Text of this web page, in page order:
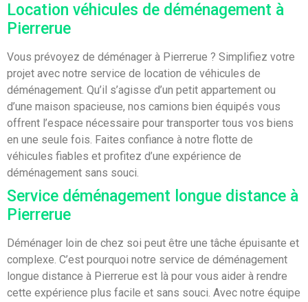
Location véhicules de déménagement à
Pierrerue
Vous prévoyez de déménager à Pierrerue ? Simplifiez votre
projet avec notre service de location de véhicules de
déménagement. Qu’il s’agisse d’un petit appartement ou
d’une maison spacieuse, nos camions bien équipés vous
offrent l’espace nécessaire pour transporter tous vos biens
en une seule fois. Faites confiance à notre flotte de
véhicules fiables et profitez d’une expérience de
déménagement sans souci.
Service déménagement longue distance à
Pierrerue
Déménager loin de chez soi peut être une tâche épuisante et
complexe. C’est pourquoi notre service de déménagement
longue distance à Pierrerue est là pour vous aider à rendre
cette expérience plus facile et sans souci. Avec notre équipe